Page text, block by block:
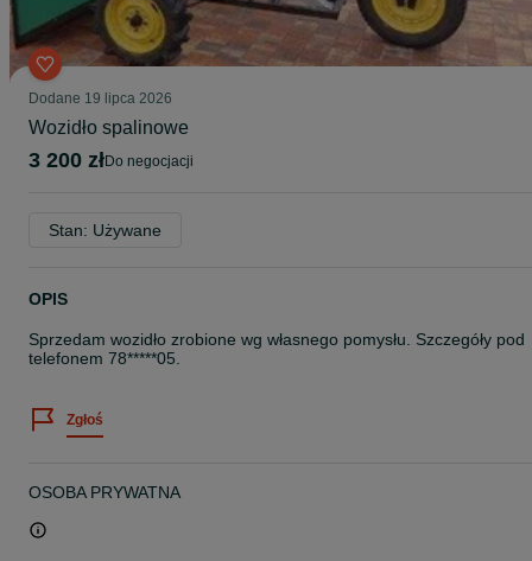
Dodane 19 lipca 2026
Wozidło spalinowe
3 200 zł do negocjacji
Stan: Używane
OPIS
Sprzedam wozidło zrobione wg własnego pomysłu. Szczegóły pod
telefonem 78*****05.
Zgłoś
OSOBA PRYWATNA